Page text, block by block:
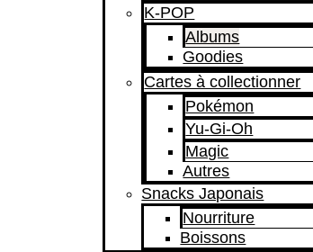
K-POP
Albums
Goodies
Cartes à collectionner
Pokémon
Yu-Gi-Oh
Magic
Autres
Snacks Japonais
Nourriture
Boissons